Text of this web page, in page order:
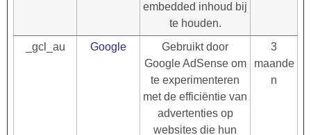
embedded inhoud bij
te houden.
_gcl_au
Google
Gebruikt door
Google AdSense om
te experimenteren
met de efficiëntie van
advertenties op
websites die hun
3
maande
n